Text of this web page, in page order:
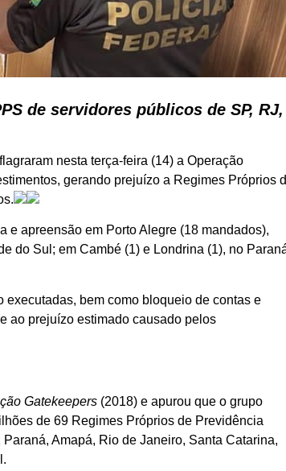
de servidores públicos de SP, RJ,
nesta terça-feira (14) a Operação
gerando prejuízo a Regimes Próprios
e apreensão em Porto Alegre (18 mandados),
do Sul; em Cambé (1) e Londrina (1), no
bem como bloqueio de contas e
ao prejuízo estimado causado pelos
Gatekeepers (2018) e apurou que o grupo
de 69 Regimes Próprios de Previdência
Amapá, Rio de Janeiro, Santa Catarina,